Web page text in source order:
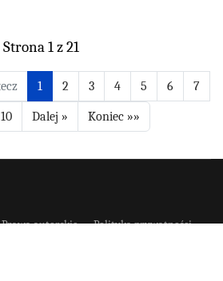
Strona 1 z 21
1 2 3 4 5 6 7
10
Prawa autorskie
Polityka prywatności